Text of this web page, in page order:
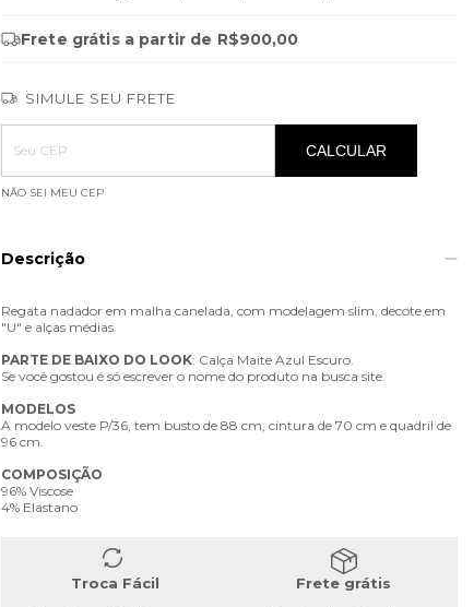
Frete grátis a partir de R$900,00
SIMULE SEU FRETE
Entregas para o CEP:
ALTERAR CEP
CALCULAR
NÃO SEI MEU CEP
Descrição
Regata nadador em malha canelada, com modelagem slim, decote em
"U" e alças médias.
PARTE DE BAIXO DO LOOK: Calça Maite Azul Escuro.
Se você gostou é só escrever o nome do produto na busca site.
MODELOS
A modelo veste P/36, tem busto de 88 cm, cintura de 70 cm e quadril de
96 cm.
COMPOSIÇÃO
96% Viscose
4% Elastano
Troca Fácil
Frete grátis